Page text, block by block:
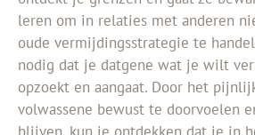
leren om in relaties met anderen
oude vermijdingsstrategie te
nodig dat je datgene wat je wilt
opzoekt en aangaat. Door het
volwassene bewust te doorvoelen